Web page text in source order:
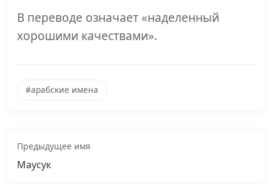
В переводе означает «наделенный
хорошими качествами».
#арабские имена
Предыдущее имя
Маусук